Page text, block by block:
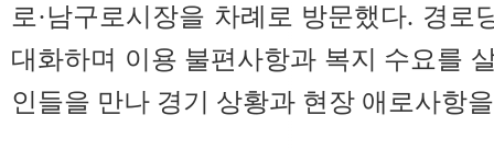
로·남구로시장을 차례로 방문했다. 경로
대화하며 이용 불편사항과 복지 수요를
인들을 만나 경기 상황과 현장 애로사항